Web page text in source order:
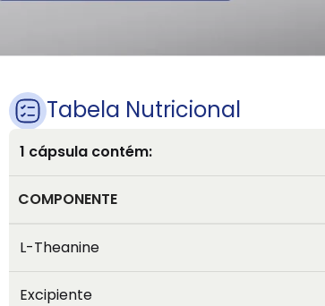
Tabela Nutricional
1 cápsula contém:
COMPONENTE
L-Theanine
Excipiente